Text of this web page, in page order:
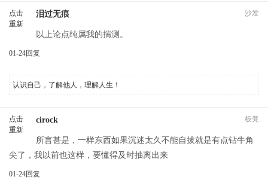
点击
重新
沙发
泪过无痕
以上论点纯属我的揣测。
01-24回复
认识自己，了解他人，理解人生！
点击
重新
板凳
cirock
所言甚是，一样东西如果沉迷太久不能自拔就是有点钻牛角
尖了，我以前也这样，要懂得及时抽离出来
01-24回复